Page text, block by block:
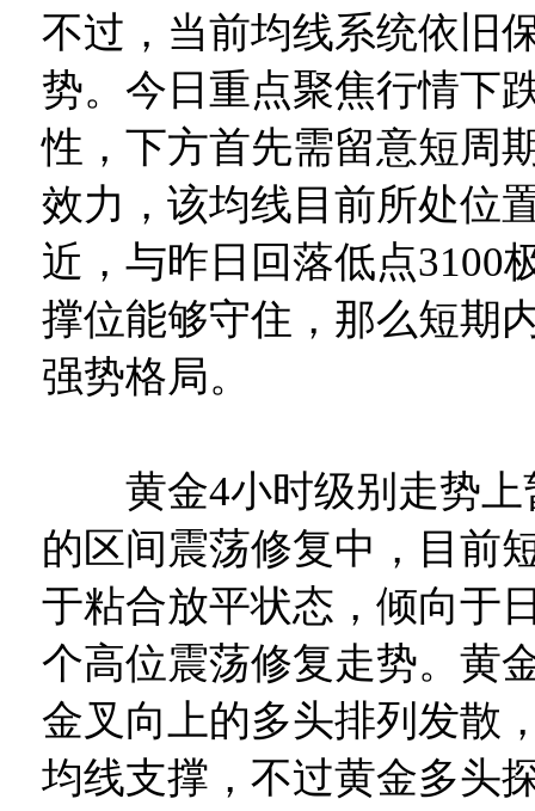
不过，当前均线系统依旧
势。今日重点聚焦行情下
性，下方首先需留意短周
效力，该均线目前所处位
近，与昨日回落低点3100
撑位能够守住，那么短期
强势格局。
黄金4小时级别走势上
的区间震荡修复中，目前
于粘合放平状态，倾向于
个高位震荡修复走势。黄
金叉向上的多头排列发散
均线支撑，不过黄金多头